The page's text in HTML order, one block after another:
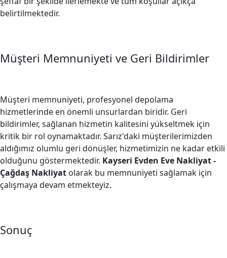
belirtilmektedir.
Müşteri Memnuniyeti ve Geri Bildirimler
Müşteri memnuniyeti, profesyonel depolama
hizmetlerinde en önemli unsurlardan biridir. Geri
bildirimler, sağlanan hizmetin kalitesini yükseltmek için
kritik bir rol oynamaktadır. Sarız'daki müşterilerimizden
aldığımız olumlu geri dönüşler, hizmetimizin ne kadar etkili
olduğunu göstermektedir. Kayseri Evden Eve Nakliyat -
Çağdaş Nakliyat olarak bu memnuniyeti sağlamak için
çalışmaya devam etmekteyiz.
Sonuç